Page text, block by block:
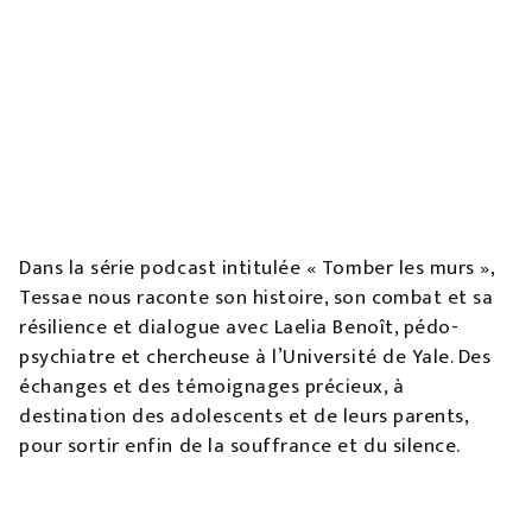
Dans la série podcast intitulée « Tomber les murs »,
Tessae nous raconte son histoire, son combat et sa
résilience et dialogue avec Laelia Benoît, pédo-
psychiatre et chercheuse à l’Université de Yale. Des
échanges et des témoignages précieux, à
destination des adolescents et de leurs parents,
pour sortir enfin de la souffrance et du silence.